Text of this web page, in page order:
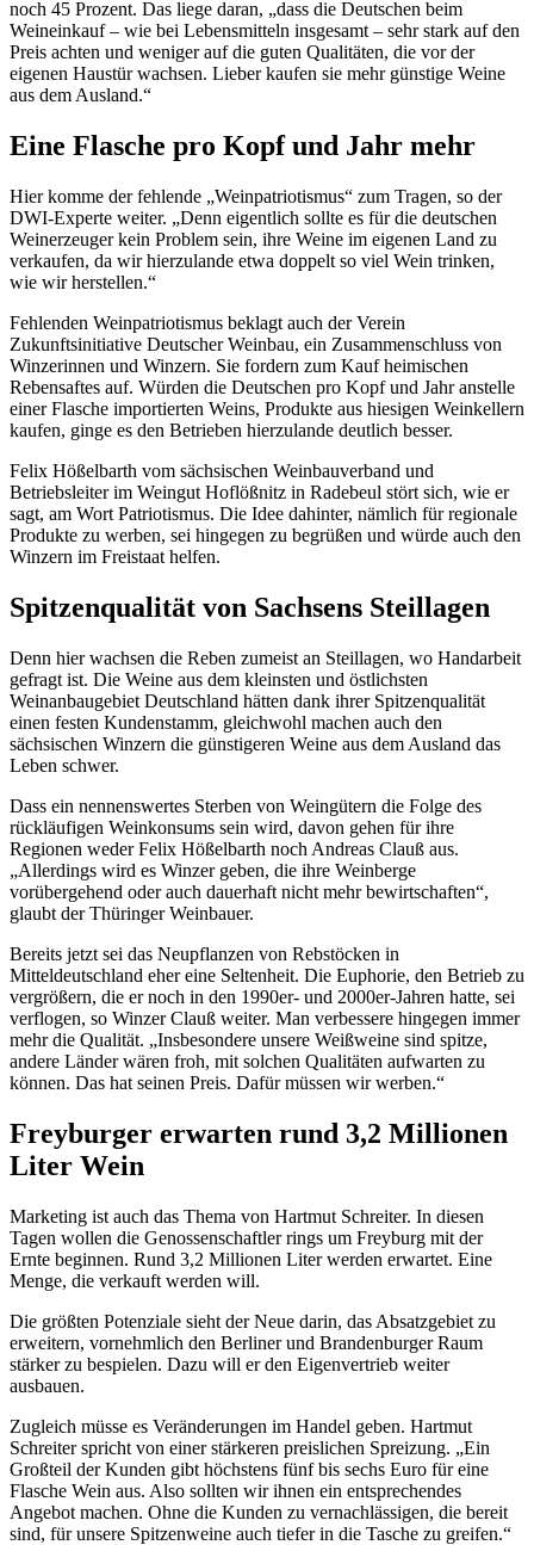
noch 45 Prozent. Das liege daran, „dass die Deutschen beim
Weineinkauf – wie bei Lebensmitteln insgesamt – sehr stark auf den
Preis achten und weniger auf die guten Qualitäten, die vor der
eigenen Haustür wachsen. Lieber kaufen sie mehr günstige Weine
aus dem Ausland.“
Eine Flasche pro Kopf und Jahr mehr
Hier komme der fehlende „Weinpatriotismus“ zum Tragen, so der
DWI-Experte weiter. „Denn eigentlich sollte es für die deutschen
Weinerzeuger kein Problem sein, ihre Weine im eigenen Land zu
verkaufen, da wir hierzulande etwa doppelt so viel Wein trinken,
wie wir herstellen.“
Fehlenden Weinpatriotismus beklagt auch der Verein
Zukunftsinitiative Deutscher Weinbau, ein Zusammenschluss von
Winzerinnen und Winzern. Sie fordern zum Kauf heimischen
Rebensaftes auf. Würden die Deutschen pro Kopf und Jahr anstelle
einer Flasche importierten Weins, Produkte aus hiesigen Weinkellern
kaufen, ginge es den Betrieben hierzulande deutlich besser.
Felix Hößelbarth vom sächsischen Weinbauverband und
Betriebsleiter im Weingut Hoflößnitz in Radebeul stört sich, wie er
sagt, am Wort Patriotismus. Die Idee dahinter, nämlich für regionale
Produkte zu werben, sei hingegen zu begrüßen und würde auch den
Winzern im Freistaat helfen.
Spitzenqualität von Sachsens Steillagen
Denn hier wachsen die Reben zumeist an Steillagen, wo Handarbeit
gefragt ist. Die Weine aus dem kleinsten und östlichsten
Weinanbaugebiet Deutschland hätten dank ihrer Spitzenqualität
einen festen Kundenstamm, gleichwohl machen auch den
sächsischen Winzern die günstigeren Weine aus dem Ausland das
Leben schwer.
Dass ein nennenswertes Sterben von Weingütern die Folge des
rückläufigen Weinkonsums sein wird, davon gehen für ihre
Regionen weder Felix Hößelbarth noch Andreas Clauß aus.
„Allerdings wird es Winzer geben, die ihre Weinberge
vorübergehend oder auch dauerhaft nicht mehr bewirtschaften“,
glaubt der Thüringer Weinbauer.
Bereits jetzt sei das Neupflanzen von Rebstöcken in
Mitteldeutschland eher eine Seltenheit. Die Euphorie, den Betrieb zu
vergrößern, die er noch in den 1990er- und 2000er-Jahren hatte, sei
verflogen, so Winzer Clauß weiter. Man verbessere hingegen immer
mehr die Qualität. „Insbesondere unsere Weißweine sind spitze,
andere Länder wären froh, mit solchen Qualitäten aufwarten zu
können. Das hat seinen Preis. Dafür müssen wir werben.“
Freyburger erwarten rund 3,2 Millionen
Liter Wein
Marketing ist auch das Thema von Hartmut Schreiter. In diesen
Tagen wollen die Genossenschaftler rings um Freyburg mit der
Ernte beginnen. Rund 3,2 Millionen Liter werden erwartet. Eine
Menge, die verkauft werden will.
Die größten Potenziale sieht der Neue darin, das Absatzgebiet zu
erweitern, vornehmlich den Berliner und Brandenburger Raum
stärker zu bespielen. Dazu will er den Eigenvertrieb weiter
ausbauen.
Zugleich müsse es Veränderungen im Handel geben. Hartmut
Schreiter spricht von einer stärkeren preislichen Spreizung. „Ein
Großteil der Kunden gibt höchstens fünf bis sechs Euro für eine
Flasche Wein aus. Also sollten wir ihnen ein entsprechendes
Angebot machen. Ohne die Kunden zu vernachlässigen, die bereit
sind, für unsere Spitzenweine auch tiefer in die Tasche zu greifen.“